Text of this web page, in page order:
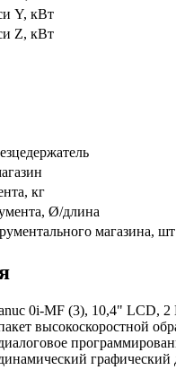
Y, кВт
Z, кВт
кг
Ø/длина
магазина, шт
0i-MF (3), 10,4" LCD, 2
высокоскоростной
графический